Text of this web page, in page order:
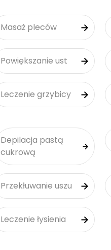
Masaż pleców
Powiększanie ust
Leczenie grzybicy
Depilacja pastą
cukrową
Przekłuwanie uszu
Leczenie łysienia